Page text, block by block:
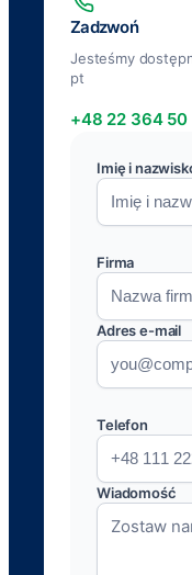
Zadzwoń
Jesteśmy
pt
+48 22 364 50
Imię i
Firma
Adres e-mail
Telefon
Wiadomość